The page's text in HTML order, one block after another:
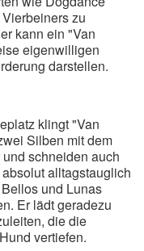
zu
kann ein "Van
eigenwilligen
darstellen.
klingt "Van
Silben mit dem
schneiden auch
alltagstauglich
und Lunas
Er lädt geradezu
die die
vertiefen.